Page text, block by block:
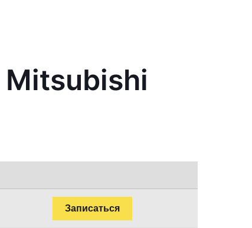
Записаться